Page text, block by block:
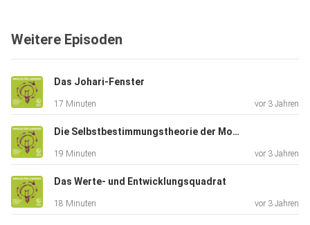
Weitere Informationen auf der Webseite:
http://www.goethe.de/podcast-impulse
Weitere Episoden
Das Johari-Fenster
17 Minuten vor 3 Jahren
Die Selbstbestimmungstheorie der Motivation von Deci&Ryan
19 Minuten vor 3 Jahren
Das Werte- und Entwicklungsquadrat
18 Minuten vor 3 Jahren